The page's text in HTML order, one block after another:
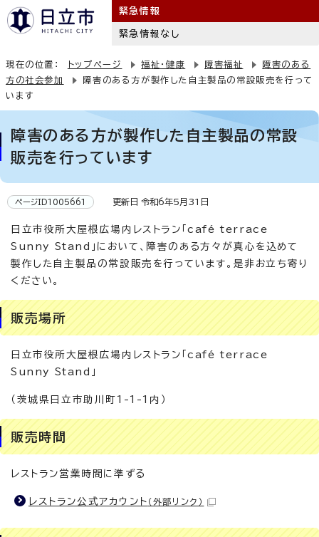
緊急情報
緊急情報なし
現在の位置： トップページ 福祉・健康 障害福祉
障害のある
方の社会参加
障害のある方が製作した自主製品の常設販売を行って
います
障害のある方が製作した自主製品の常設
販売を行っています
ページID1005661 更新日 令和6年5月31日
日立市役所大屋根広場内レストラン「café terrace
Sunny Stand」において、障害のある方々が真心を込めて
製作した自主製品の常設販売を行っています。是非お立ち寄り
ください。
販売場所
日立市役所大屋根広場内レストラン「café terrace
Sunny Stand」
（茨城県日立市助川町1-1-1内）
販売時間
レストラン営業時間に準ずる
レストラン公式アカウント （外部リンク）